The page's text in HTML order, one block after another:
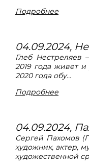
Подробнее
04.09.2024,
Глеб Нестреляев
2019 года живет и
2020 года обу...
Подробнее
04.09.2024,
Сергей Пахомов
художник, актер,
художественной